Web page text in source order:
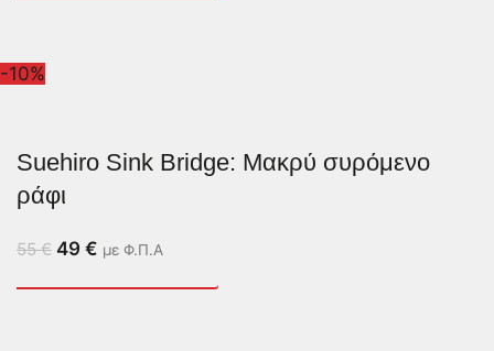
-10%
Suehiro Sink Bridge: Μακρύ συρόμενο
ράφι
55€ 49 € με Φ.Π.Α